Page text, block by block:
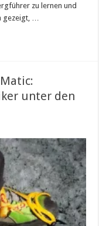
zu lernen und
gezeigt, …
unter den